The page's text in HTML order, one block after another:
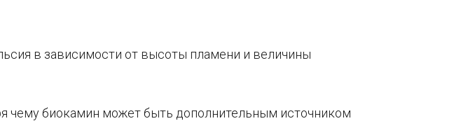
в зависимости от высоты пламени и величины
чему биокамин может быть дополнительным источником